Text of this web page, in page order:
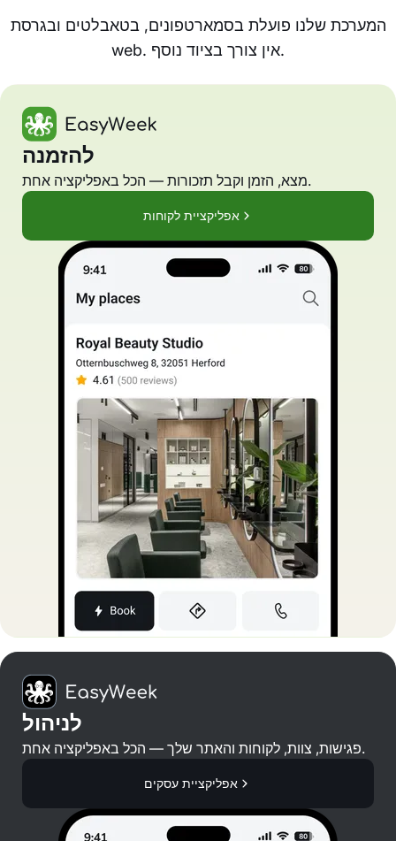
המערכת שלנו פועלת בסמארטפונים, בטאבלטים ובגרסת
web. אין צורך בציוד נוסף.
להזמנה
מצא, הזמן וקבל תזכורות — הכל באפליקציה אחת.
אפליקציית לקוחות
לניהול
פגישות, צוות, לקוחות והאתר שלך — הכל באפליקציה אחת.
אפליקציית עסקים